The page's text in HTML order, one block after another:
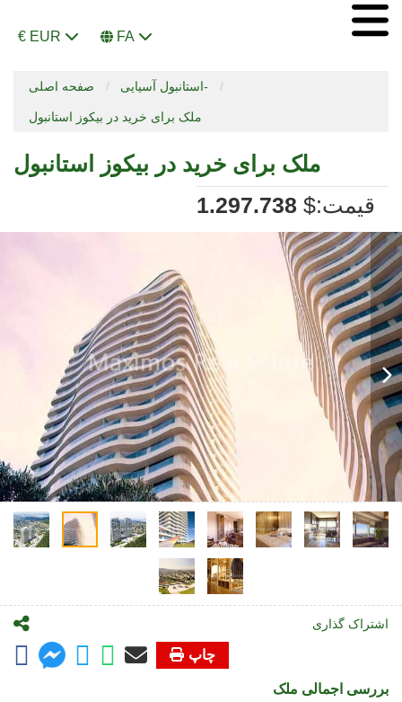
€ EUR FA
صفحه اصلی استانبول آسیایی-
ملک برای خرید در بیکوز استانبول
ملک برای خرید در بیکوز استانبول
:قیمت
1.297.738 $
اشتراک گذاری
چاپ
بررسی اجمالی ملک